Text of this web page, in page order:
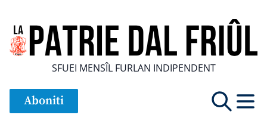
SFUEI MENSÎL FURLAN INDIPENDENT
Aboniti